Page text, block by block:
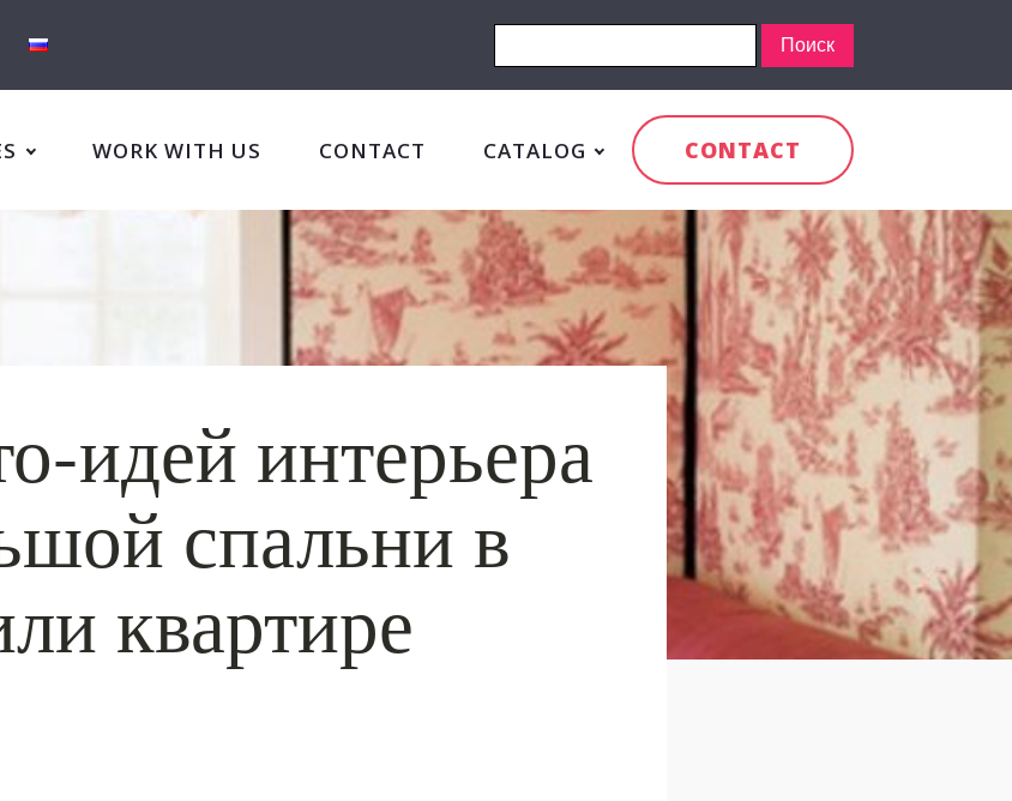
WORK WITH US CONTACT CATALOG CONTACT
идей интерьера
спальни в
квартире